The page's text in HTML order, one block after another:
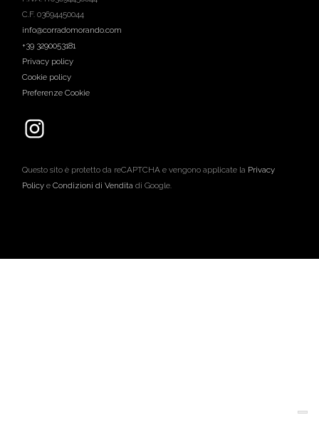
C.F. 03694450044
info@corradomorando.com
+39 3290053181
Privacy policy
Cookie policy
Preferenze Cookie
Questo sito è protetto da reCAPTCHA e vengono applicate la Privacy
Policy eCondizioni di Vendita di Google.